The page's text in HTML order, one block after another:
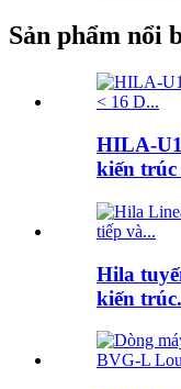
Sản phẩm nổi
HILA-
kiến ​​trúc
Hila
kiến